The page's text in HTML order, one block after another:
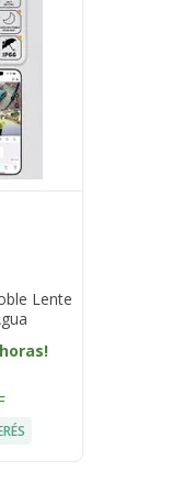
Lente